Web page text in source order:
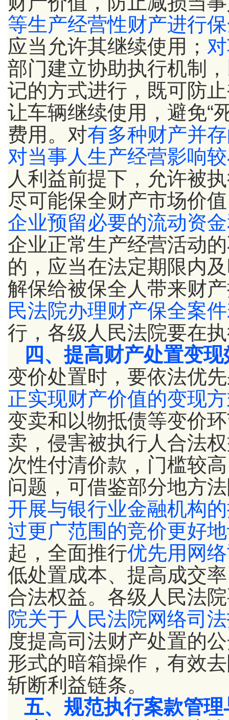
等生产经营性财产进行
应当允许其继续使用；
部门建立协助执行机制
记的方式进行，既可防
让车辆继续使用，避免“
费用。对有多种财产并
对当事人生产经营影响
人利益前提下，允许被
尽可能保全财产市场价
企业预留必要的流动资
企业正常生产经营活动
的，应当在法定期限内
解保给被保全人带来财
民法院办理财产保全案
行，各级人民法院要在
四、提高财产处置变
变价处置时，要依法优
正实现财产价值的变现
变卖和以物抵债等变价
卖，侵害被执行人合法
次性付清价款，门槛较
问题，可借鉴部分地方
开展与银行业金融机构
过更广范围的竞价更好
起，全面推行优先用网
低处置成本、提高成交
合法权益。各级人民法
院关于人民法院网络司
度提高司法财产处置的
形式的暗箱操作，有效
斩断利益链条。
五、规范执行案款管理